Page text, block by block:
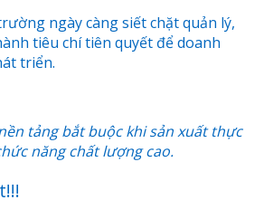
ngày càng siết chặt quản lý,
tiêu chí tiên quyết để doanh
triển.
tảng bắt buộc khi sản xuất thực
năng chất lượng cao.